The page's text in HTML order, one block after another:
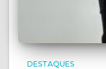
DESTAQUES